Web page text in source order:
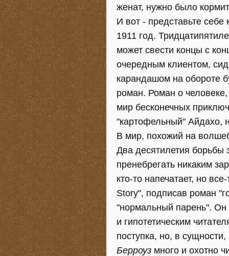
женат, нужно было
И вот - представьте себе
1911 год.
может свести концы с
очередным клиентом,
карандашом на обороте
роман. Роман о человеке,
мир бесконечных
"картофельный" Айдахо,
В мир, похожий на
Два десятилетия борьбы
пренебрегать никаким
кто-то напечатает, но
Story", подписав роман
"нормальный парень". Он
и гипотетическим
поступка, но, в
Берроуз много и охотно